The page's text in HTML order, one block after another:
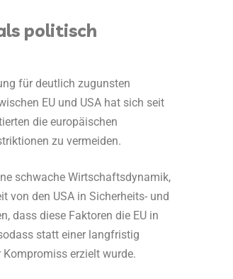
politisch
für deutlich zugunsten
EU und USA hat sich seit
die europäischen
zu vermeiden.
schwache Wirtschaftsdynamik,
von den USA in Sicherheits- und
dass diese Faktoren die EU in
statt einer langfristig
erzielt wurde.